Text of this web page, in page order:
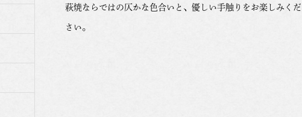
萩焼ならではの仄かな色合いと、優しい手触りをお楽しみくだ
さい。